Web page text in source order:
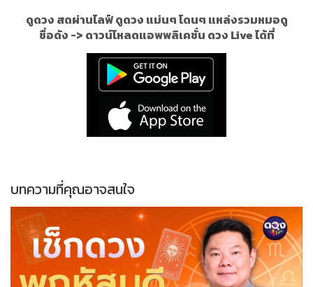
ดูดวง สดผ่านไลฟ์ ดูดวง แม่นๆ โดนๆ แหล่งรวมหมอดู
ชื่อดัง -> ดาวน์โหลดแอพพลิเคชั่น ดวง Live ได้ที่
บทความที่คุณอาจสนใจ